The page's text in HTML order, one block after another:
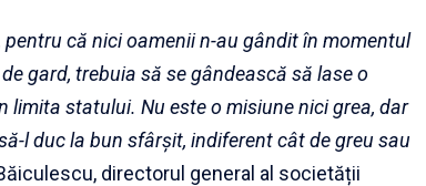
că nici oamenii n-au gândit în momentul
gard, trebuia să se gândească să lase o
limita statului. Nu este o misiune nici grea, dar
l duc la bun sfârșit, indiferent cât de greu sau
directorul general al societății